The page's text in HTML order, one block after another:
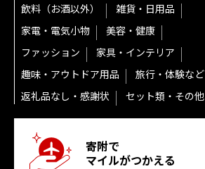
飲料（お酒以外）
雑貨・日用品
家電・電気小物
美容・健康
ファッション
家具・インテリア
趣味・アウトドア用品
旅行・体験など
返礼品なし・感謝状
セット類・その他
寄附で
マイルがつかえる